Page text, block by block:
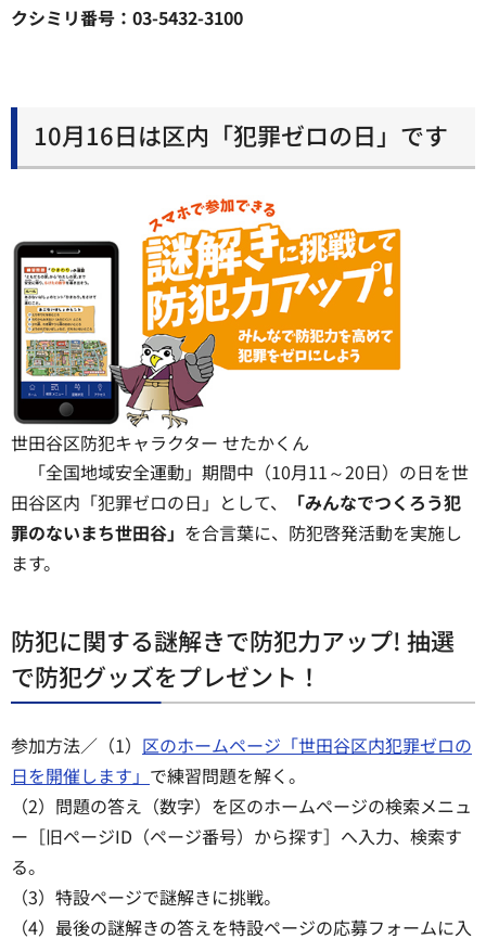
クシミリ番号：03-5432-3100
10月16日は区内「犯罪ゼロの日」です
世田谷区防犯キャラクター せたかくん
「全国地域安全運動」期間中（10月11～20日）の日を世
田谷区内「犯罪ゼロの日」として、
「みんなでつくろう犯
罪のないまち世田谷」 を合言葉に、防犯啓発活動を実施し
ます。
防犯に関する謎解きで防犯力アップ! 抽選
で防犯グッズをプレゼント！
参加方法／（1） 区のホームページ「世田谷区内犯罪ゼロの
日を開催します」 で練習問題を解く。
（2）問題の答え（数字）を区のホームページの検索メニュ
ー［旧ページID（ページ番号）から探す］へ入力、検索す
る。
（3）特設ページで謎解きに挑戦。
（4）最後の謎解きの答えを特設ページの応募フォームに入